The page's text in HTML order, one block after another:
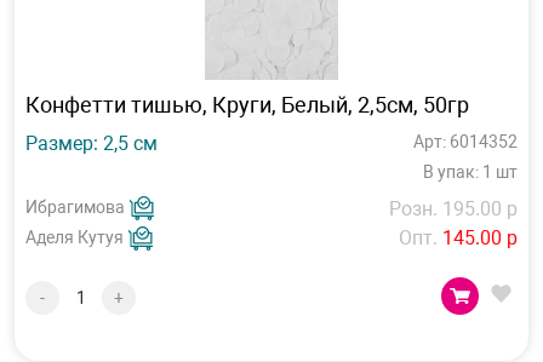
Конфетти тишью, Круги, Белый, 2,5см, 50гр
Размер: 2,5 см
Арт: 6014352
В упак: 1 шт
Ибрагимова
Аделя Кутуя
Розн. 195.00 р
Опт. 145.00 р
- +